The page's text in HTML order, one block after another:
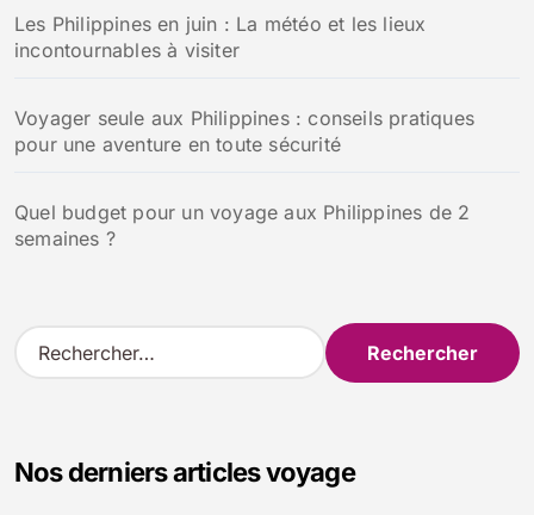
Les Philippines en juin : La météo et les lieux
incontournables à visiter
Voyager seule aux Philippines : conseils pratiques
pour une aventure en toute sécurité
Quel budget pour un voyage aux Philippines de 2
semaines ?
R
e
rNos derniers articles voyage